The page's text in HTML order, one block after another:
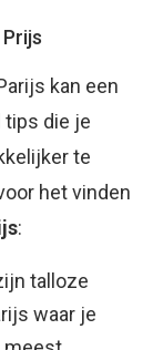
kan een
tips die je
te
het vinden
:
talloze
waar je